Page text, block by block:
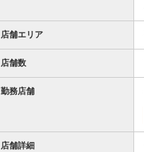
店舗エリア
店舗数
勤務店舗
店舗詳細